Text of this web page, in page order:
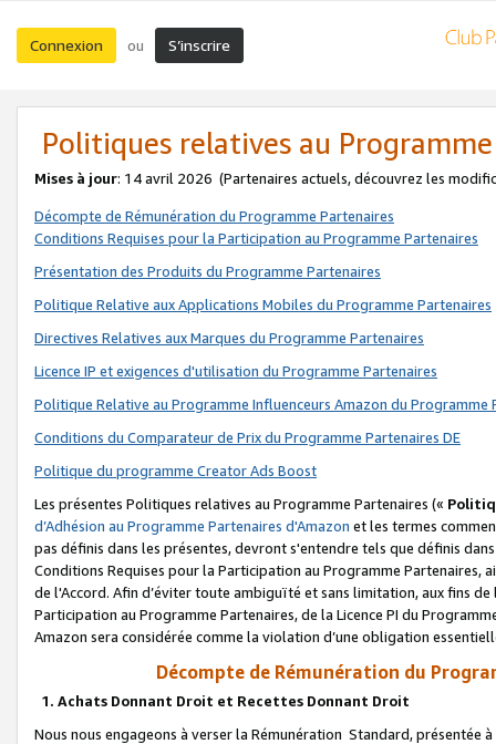
Connexion ou S’inscrire
Politiques relatives au
Mises à jour: 14 avril 2026 (Partenaires actuels, découvrez les
Décompte de Rémunération du Programme Partenaires
Conditions Requises pour la Participation au Programme Partenaires
Présentation des Produits du Programme Partenaires
Politique Relative aux Applications Mobiles du Programme Partenaires
Directives Relatives aux Marques du Programme Partenaires
Licence IP et exigences d'utilisation du Programme Partenaires
Politique Relative au Programme Influenceurs Amazon du Programme
Conditions du Comparateur de Prix du Programme Partenaires DE
Politique du programme Creator Ads Boost
Les présentes Politiques relatives au Programme Partenaires («
d’Adhésion au Programme Partenaires d'Amazon et les termes
pas définis dans les présentes, devront s'entendre tels que définis
Conditions Requises pour la Participation au Programme Partenaires,
de l'Accord. Afin d’éviter toute ambiguïté et sans limitation, aux fins
Participation au Programme Partenaires, de la Licence PI du
Amazon sera considérée comme la violation d’une obligation
Décompte de Rémunération du
1. Achats Donnant Droit et Recettes Donnant Droit
Nous nous engageons à verser la Rémunération Standard, présentée